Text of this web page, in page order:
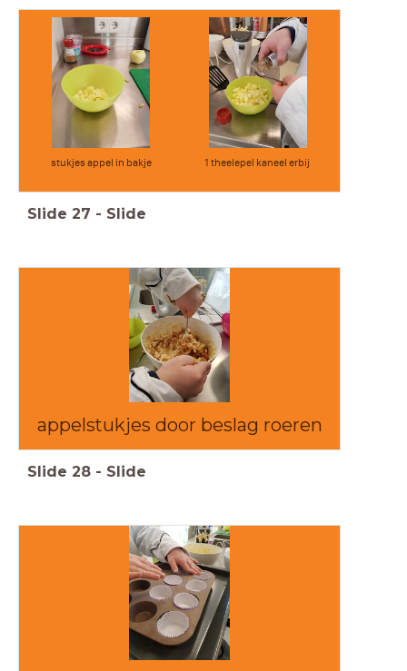
stukjes appel in bakje 1 theelepel kaneel erbij
Slide 27 - Slide
appelstukjes door beslag roeren
Slide 28 - Slide